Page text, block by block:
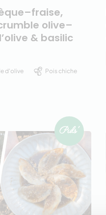
olive–
& basilic
d'olive
Pois chiche